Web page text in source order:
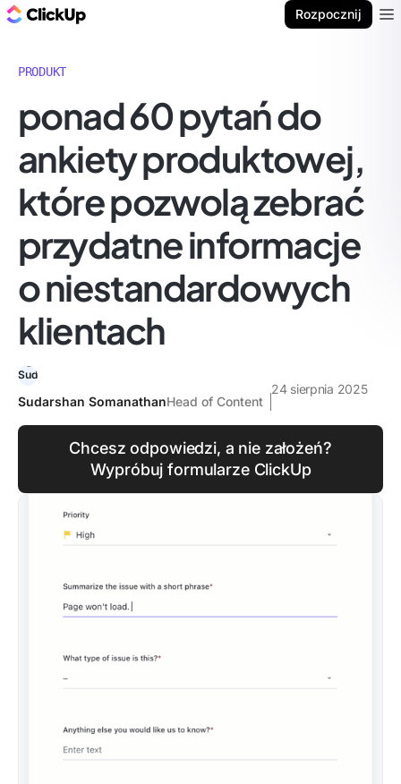
Rozpocznij
PRODUKT
ponad 60 pytań do
ankiety produktowej,
które pozwolą zebrać
przydatne informacje
o niestandardowych
klientach
Sudarshan SomanathanHead of Content
24 sierpnia 2025
Chcesz odpowiedzi, a nie założeń?
Wypróbuj formularze ClickUp